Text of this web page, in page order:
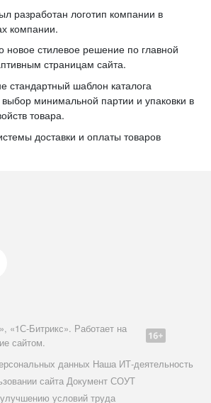
разработан логотип компании в
компании.
новое стилевое решение по главной
страницам сайта.
стандартный шаблон каталога
минимальной партии и упаковки в
товара.
доставки и оплаты товаров
«1С-Битрикс». Работает на
сайтом.
данных Наша ИТ-деятельность
сайта Документ СОУТ
условий труда